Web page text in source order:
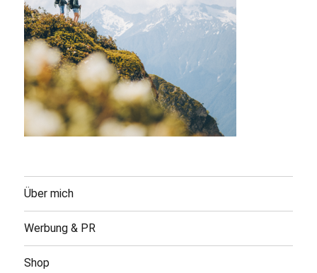
Über mich
Werbung & PR
Shop